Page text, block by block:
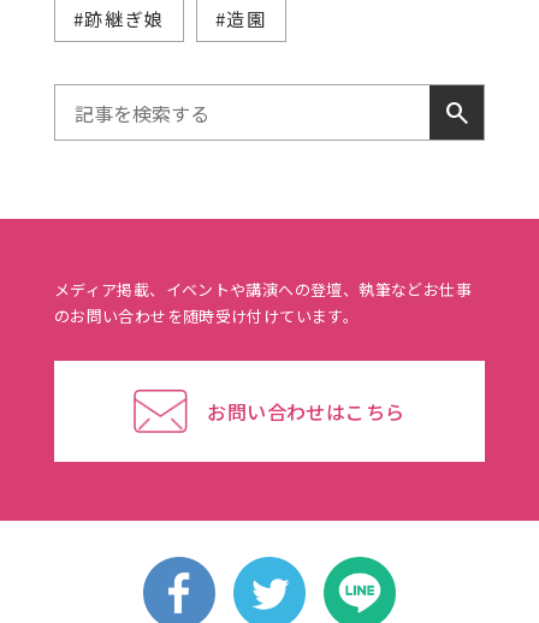
#跡継ぎ娘 #造園
search
メディア掲載、イベントや講演への登壇、執筆などお仕事
のお問い合わせを随時受け付けています。
お問い合わせはこちら